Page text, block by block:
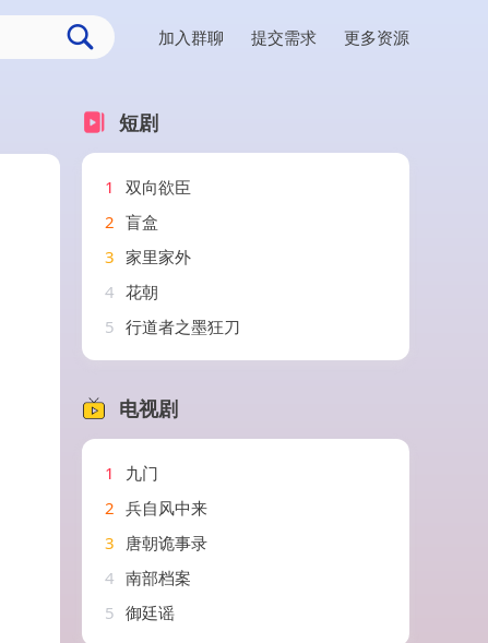
加入群聊 提交需求 更多资源
短剧
1
双向欲臣
2 盲盒
3 家里家外
4 花朝
5 行道者之墨狂刀
电视剧
1
九门
2 兵自风中来
3 唐朝诡事录
4 南部档案
5 御廷谣